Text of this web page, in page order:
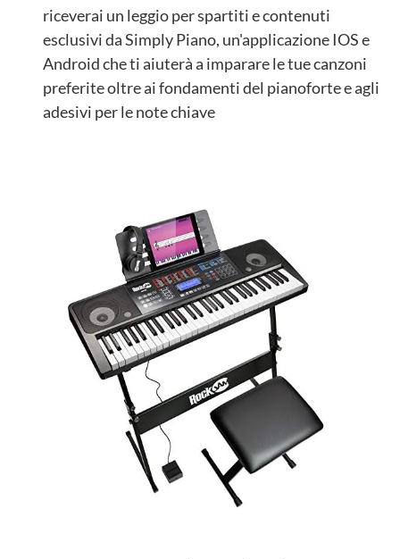
riceverai un leggio per spartiti e contenuti
esclusivi da Simply Piano, un'applicazione IOS e
Android che ti aiuterà a imparare le tue canzoni
preferite oltre ai fondamenti del pianoforte e agli
adesivi per le note chiave